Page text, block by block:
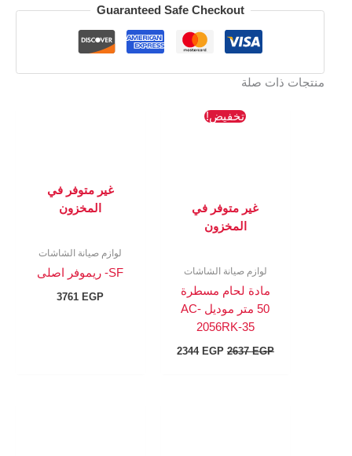
Guaranteed Safe Checkout
منتجات ذات صلة
تخفيض!
غير متوفر في
المخزون
لوازم صيانة الشاشات
مادة لحام مسطرة
50 متر موديل AC-
2056RK-35
2637EGP
السعر
2344 EGP
غير متوفر في
المخزون
لوازم صيانة الشاشات
SF- ريموفر اصلى
3761 EGP